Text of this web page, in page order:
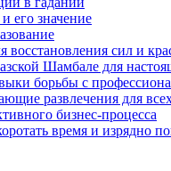
его значение
сил и
Шамбале для
борьбы с
развлечения для
бизнес-процесса
время и изрядно